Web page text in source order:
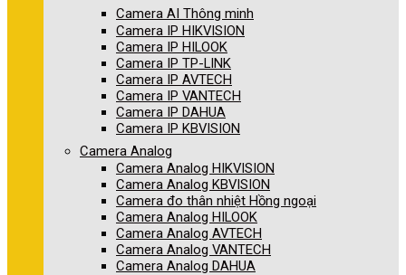
Camera AI Thông minh
Camera IP HIKVISION
Camera IP HILOOK
Camera IP TP-LINK
Camera IP AVTECH
Camera IP VANTECH
Camera IP DAHUA
Camera IP KBVISION
Camera Analog
Camera Analog HIKVISION
Camera Analog KBVISION
Camera đo thân nhiệt Hồng ngoại
Camera Analog HILOOK
Camera Analog AVTECH
Camera Analog VANTECH
Camera Analog DAHUA